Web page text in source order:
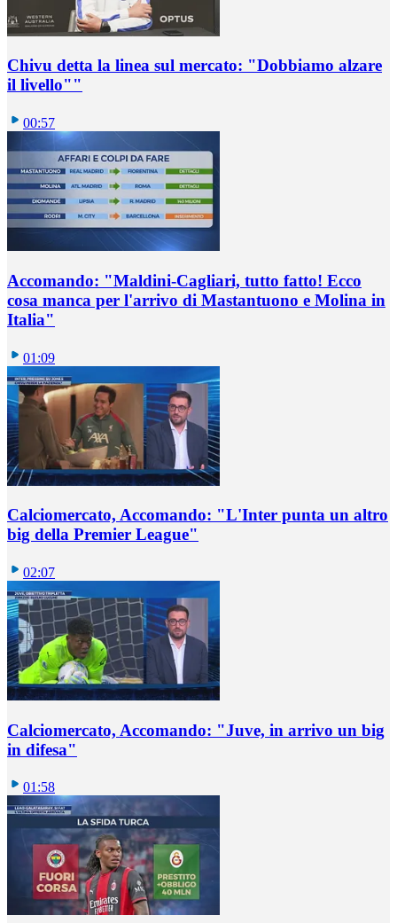
Chivu detta la linea sul mercato: "Dobbiamo alzare
il livello""
00:57
Accomando: "Maldini-Cagliari, tutto fatto! Ecco
cosa manca per l'arrivo di Mastantuono e Molina in
Italia"
01:09
Calciomercato, Accomando: "L'Inter punta un altro
big della Premier League"
02:07
Calciomercato, Accomando: "Juve, in arrivo un big
in difesa"
01:58